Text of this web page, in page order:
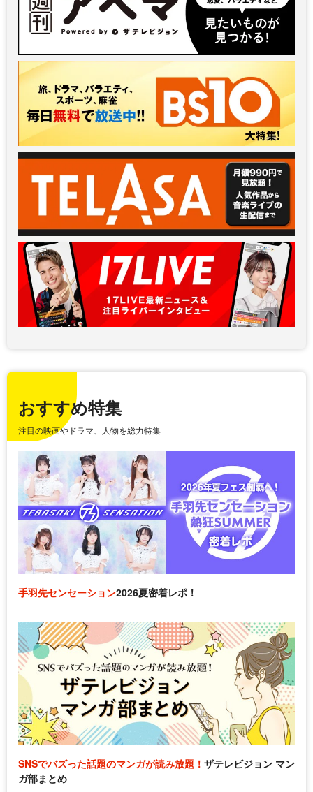
おすすめ特集
注目の映画やドラマ、人物を総力特集
手羽先センセーション2026夏密着レポ！
SNSでバズった話題のマンガが読み放題！ ザテレビジョン マン
ガ部まとめ